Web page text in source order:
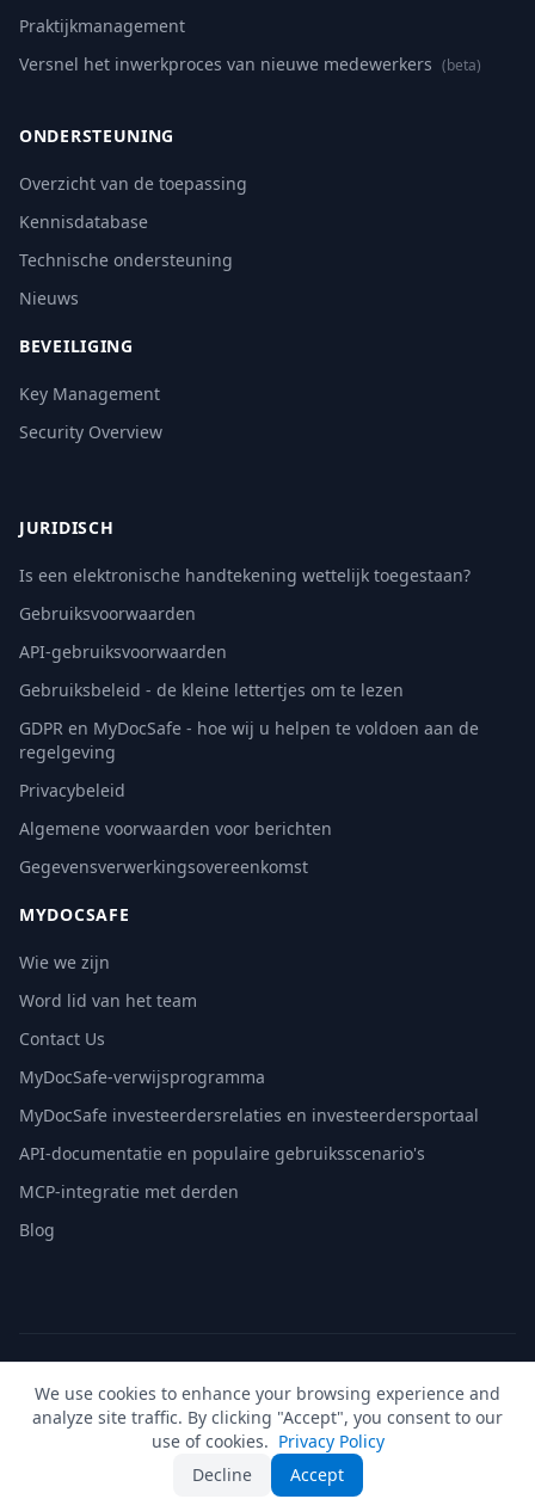
Praktijkmanagement
Versnel het inwerkproces van nieuwe medewerkers (beta)
ONDERSTEUNING
Overzicht van de toepassing
Kennisdatabase
Technische ondersteuning
Nieuws
BEVEILIGING
Key Management
Security Overview
JURIDISCH
Is een elektronische handtekening wettelijk toegestaan?
Gebruiksvoorwaarden
API-gebruiksvoorwaarden
Gebruiksbeleid - de kleine lettertjes om te lezen
GDPR en MyDocSafe - hoe wij u helpen te voldoen aan de
regelgeving
Privacybeleid
Algemene voorwaarden voor berichten
Gegevensverwerkingsovereenkomst
MYDOCSAFE
Wie we zijn
Word lid van het team
Contact Us
MyDocSafe-verwijsprogramma
MyDocSafe investeerdersrelaties en investeerdersportaal
API-documentatie en populaire gebruiksscenario's
MCP-integratie met derden
Blog
© 2026 MyDocSafe. Alle rechten voorbehouden. | Sitemap
|
build dev
🇬🇧 UK🇺🇸 US🇵🇱 PL🇺🇦 UA🇪🇸 ES 🇩🇪 DE🇫🇷 FR 🇳🇱 NL🇵🇹 PT🇮🇹 IT
We use cookies to enhance your browsing experience and
analyze site traffic. By clicking "Accept", you consent to our
use of cookies. Privacy Policy
Decline
Accept